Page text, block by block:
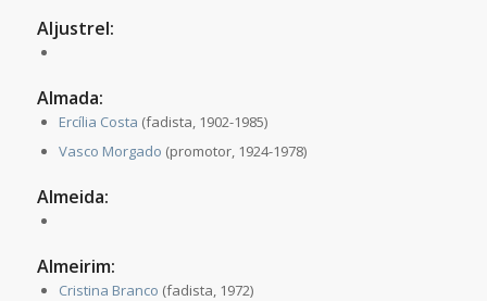
Aljustrel:
Almada:
Ercília Costa (fadista, 1902-1985)
Vasco Morgado (promotor, 1924-1978)
Almeida:
Almeirim:
Cristina Branco (fadista, 1972)